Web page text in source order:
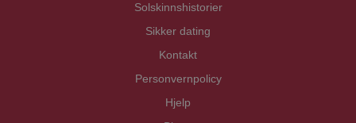
Solskinnshistorier
Sikker dating
Kontakt
Personvernpolicy
Hjelp